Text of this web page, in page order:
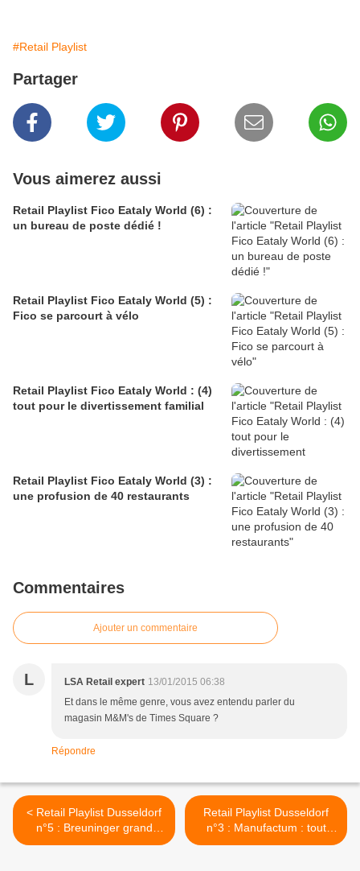
#Retail Playlist
Partager
Vous aimerez aussi
Retail Playlist Fico Eataly World (6) :
un bureau de poste dédié !
Retail Playlist Fico Eataly World (5) :
Fico se parcourt à vélo
Retail Playlist Fico Eataly World : (4)
tout pour le divertissement familial
Retail Playlist Fico Eataly World (3) :
une profusion de 40 restaurants
Commentaires
Ajouter un commentaire
L LSA Retail expert 13/01/2015 06:38
Et dans le même genre, vous avez entendu parler du
magasin M&M's de Times Square ?
Répondre
< Retail Playlist Dusseldorf
n°5 : Breuninger grand
magasin de luxe
Retail Playlist Dusseldorf
n°3 : Manufactum : tout
pour la maison >